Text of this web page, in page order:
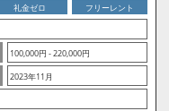
礼金ゼロ
フリーレント
100,000円 - 220,000円
2023年11月